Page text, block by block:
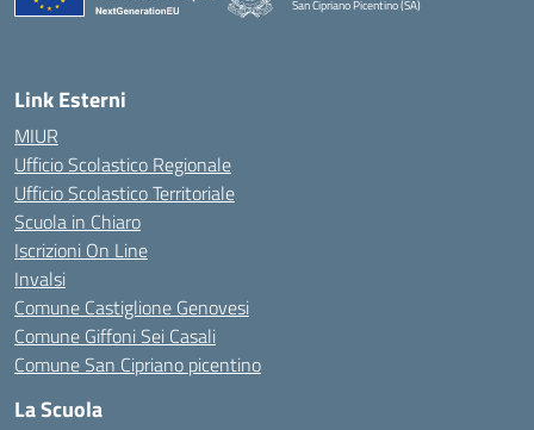
San Cipriano Picentino (SA)
— Visita la pagina iniziale della scuola
Link Esterni
MIUR
Ufficio Scolastico Regionale
Ufficio Scolastico Territoriale
Scuola in Chiaro
Iscrizioni On Line
Invalsi
Comune Castiglione Genovesi
Comune Giffoni Sei Casali
Comune San Cipriano picentino
La Scuola